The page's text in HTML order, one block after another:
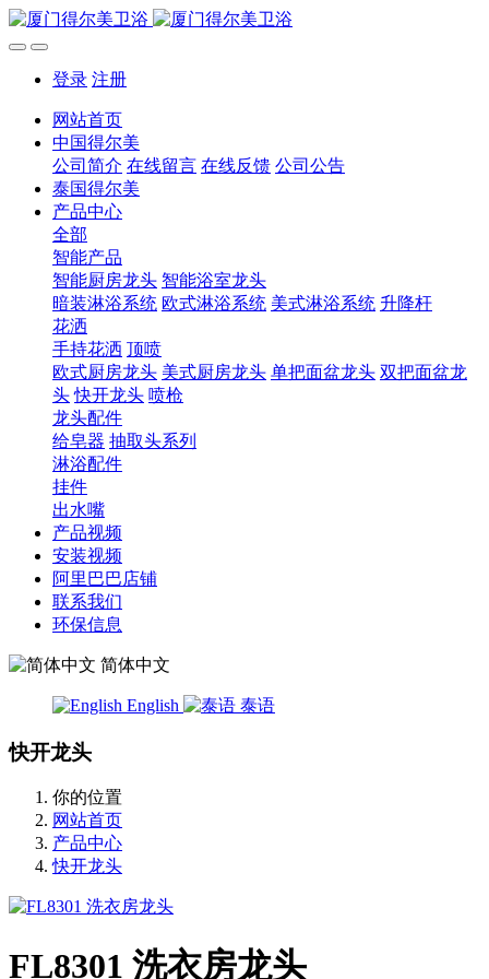
登录 注册
网站首页
中国得尔美
公司简介 在线留言 在线反馈 公司公告
泰国得尔美
产品中心
全部
智能产品
智能厨房龙头 智能浴室龙头
暗装淋浴系统 欧式淋浴系统 美式淋浴系统 升降杆
花洒
手持花洒 顶喷
欧式厨房龙头 美式厨房龙头 单把面盆龙头 双把面盆龙
头 快开龙头 喷枪
龙头配件
给皂器 抽取头系列
淋浴配件
挂件
出水嘴
产品视频
安装视频
阿里巴巴店铺
联系我们
环保信息
简体中文
English 泰语
快开龙头
你的位置
网站首页
产品中心
快开龙头
FL8301 洗衣房龙头